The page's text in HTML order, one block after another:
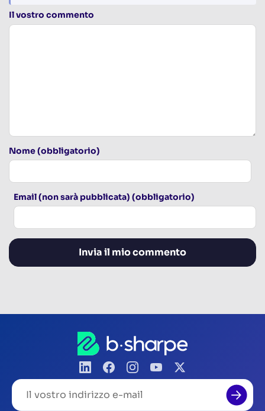
Il vostro commento
Nome (obbligatorio)
Email (non sarà pubblicata) (obbligatorio)
Il
vostro